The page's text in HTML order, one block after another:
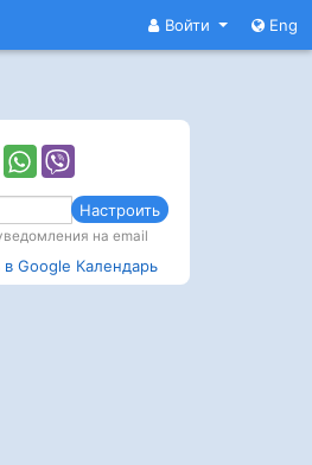
Войти Eng
Настроить
на email
в Google Календарь